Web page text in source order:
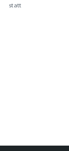
statt